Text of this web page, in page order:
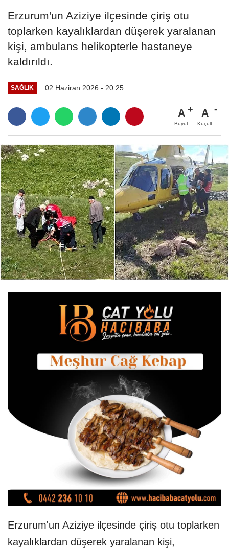
Erzurum'un Aziziye ilçesinde çiriş otu
toplarken kayalıklardan düşerek yaralanan
kişi, ambulans helikopterle hastaneye
kaldırıldı.
SAĞLIK 02 Haziran 2026 - 20:25
A
Büyüt
A
Küçült
Erzurum'un Aziziye ilçesinde çiriş otu toplarken
kayalıklardan düşerek yaralanan kişi,